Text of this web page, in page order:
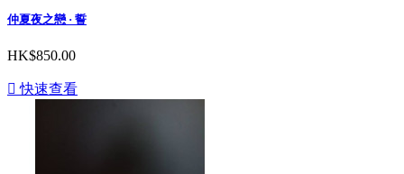
仲夏夜之戀 · 誓
HK$850.00
 快速查看